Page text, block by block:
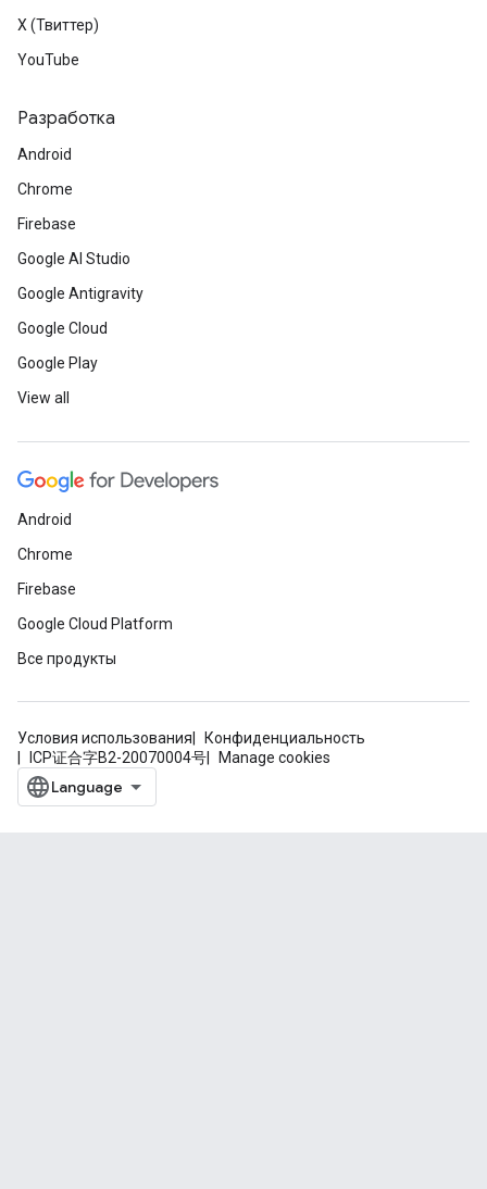
X (Твиттер)
YouTube
Разработка
Android
Chrome
Firebase
Google AI Studio
Google Antigravity
Google Cloud
Google Play
View all
Android
Chrome
Firebase
Google Cloud Platform
Все продукты
Условия использования
Конфиденциальность
ICP证合字B2-20070004号
Manage cookies